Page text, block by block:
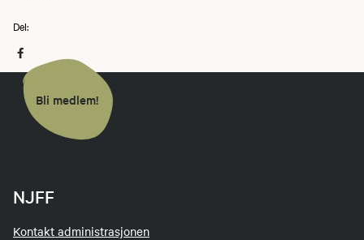
Del:
Bli medlem!
NJFF
Kontakt administrasjonen